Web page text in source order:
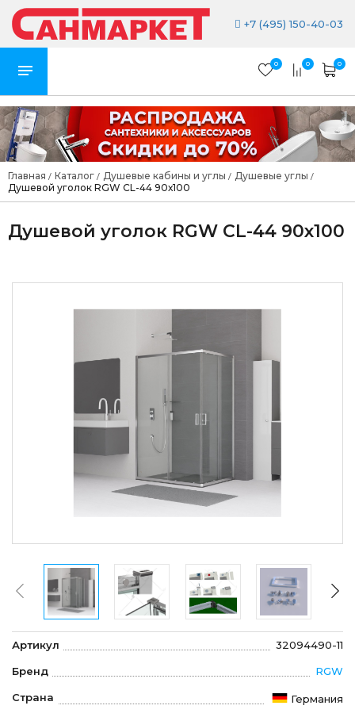
+7 (495) 150-40-03
0 0 0
Главная / Каталог / Душевые кабины и углы / Душевые углы /
Душевой уголок RGW CL-44 90х100
Душевой уголок RGW CL-44 90х100
Артикул 32094490-11
Бренд RGW
Страна Германия